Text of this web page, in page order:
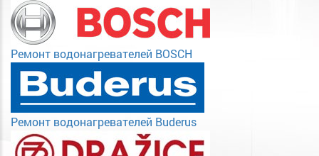
Ремонт водонагревателей BOSCH
Ремонт водонагревателей Buderus